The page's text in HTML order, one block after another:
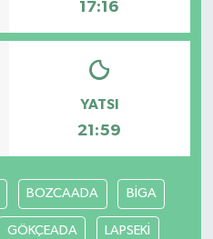
17:16
YATSI
21:59
BOZCAADA BİGA
GÖKÇEADA LAPSEKİ